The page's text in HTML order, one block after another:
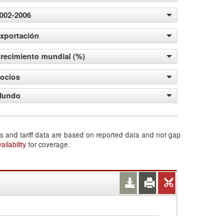
2006
mundial (%)
and tariff data are based on reported data and not gap
for coverage.